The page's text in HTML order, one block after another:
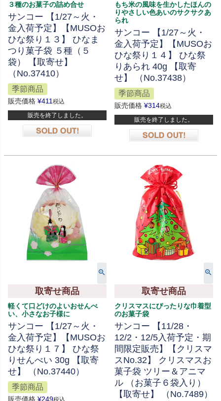
３種のお菓子の詰め合せ
サンコー 【1/27～火・
金入荷予定】【MUSOお
ひな祭り１３】 ひなま
つり菓子袋 ５種（５
袋） 【取寄せ】
（No.37410）
季節商品
販売価格 ¥411税込
販売を終了しました。
もち米の風味を生かしたほんの
りやさしい色あいのサクサクあ
られ
サンコー 【1/27～火・
金入荷予定】【MUSOお
ひな祭り１４】 ひな祭
りあられ 40g 【取寄
せ】 （No.37438）
季節商品
販売価格 ¥314税込
販売を終了しました。
取寄せ商品
軽くて口どけのよいおせんべ
い、小さなお子様に
サンコー 【1/27～火・
金入荷予定】【MUSOお
ひな祭り１７】 ひな祭
りせんべい 30g 【取寄
せ】 （No.37440）
季節商品
販売価格 ¥249
取寄せ商品
クリスマスにぴったりな巾着型
のお菓子袋
サンコー 【11/28・
12/2・12/5入荷予定・期
間限定販売】【クリスマ
スNo.32】 クリスマスお
菓子袋 ツリー＆アニマ
ル （お菓子６袋入り）
【取寄せ】 （No.7489）